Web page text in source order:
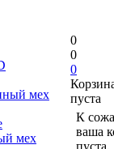
мех
мех
0
0
0
пуста
К
ваша
пуста.